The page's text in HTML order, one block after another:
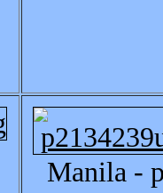
Manila -